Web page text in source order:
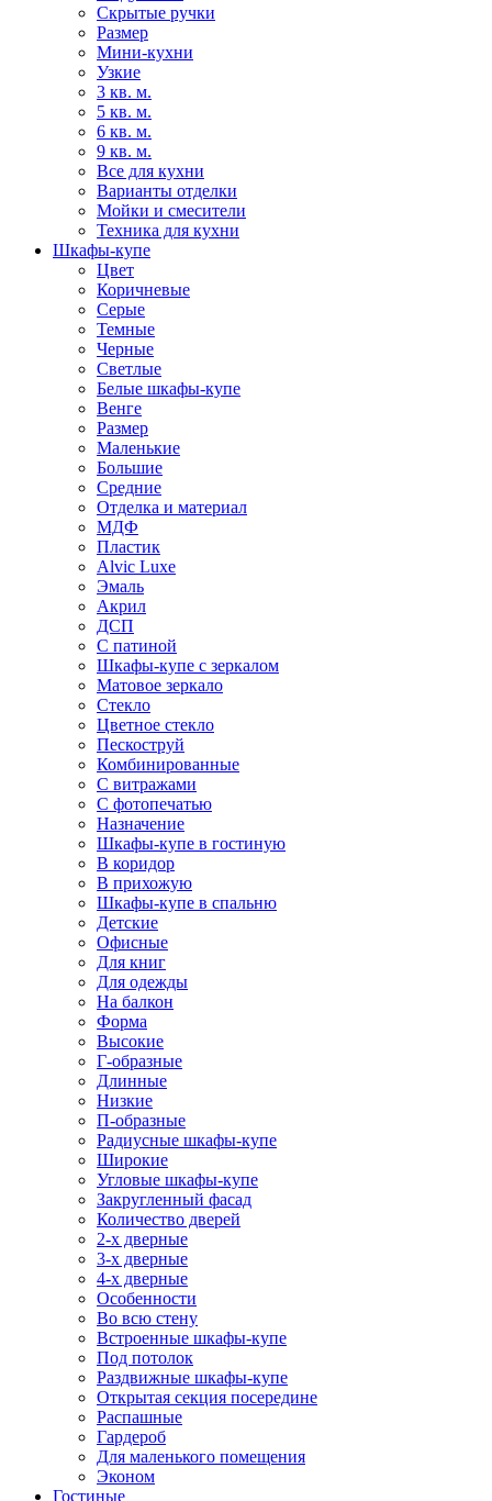
Скрытые ручки
Размер
Мини-кухни
Узкие
3 кв. м.
5 кв. м.
6 кв. м.
9 кв. м.
Все для кухни
Варианты отделки
Мойки и смесители
Техника для кухни
Шкафы-купе
Цвет
Коричневые
Серые
Темные
Черные
Светлые
Белые шкафы-купе
Венге
Размер
Маленькие
Большие
Средние
Отделка и материал
МДФ
Пластик
Alvic Luxe
Эмаль
Акрил
ДСП
С патиной
Шкафы-купе с зеркалом
Матовое зеркало
Стекло
Цветное стекло
Пескоструй
Комбинированные
С витражами
С фотопечатью
Назначение
Шкафы-купе в гостиную
В коридор
В прихожую
Шкафы-купе в спальню
Детские
Офисные
Для книг
Для одежды
На балкон
Форма
Высокие
Г-образные
Длинные
Низкие
П-образные
Радиусные шкафы-купе
Широкие
Угловые шкафы-купе
Закругленный фасад
Количество дверей
2-х дверные
3-х дверные
4-х дверные
Особенности
Во всю стену
Встроенные шкафы-купе
Под потолок
Раздвижные шкафы-купе
Открытая секция посередине
Распашные
Гардероб
Для маленького помещения
Эконом
Гостиные